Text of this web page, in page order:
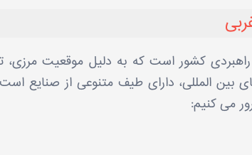
کشور است که به‌ دلیل موقعیت مرزی،
بین ‌المللی، دارای طیف متنوعی از صنایع
می ‌کنیم: